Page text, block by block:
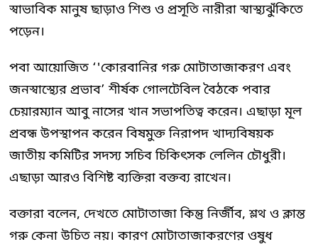
স্বাভাবিক মানুষ ছাড়াও শিশু ও প্রসূতি নারীরা স্বাস্থ্যঝুঁকিতে
পড়েন।
পবা আয়োজিত ‘'কোরবানির গরু মোটাতাজাকরণ এবং
জনস্বাস্থ্যের প্রভাব’ শীর্ষক গোলটেবিল বৈঠকে পবার
চেয়ারম্যান আবু নাসের খান সভাপতিত্ব করেন। এছাড়া মূল
প্রবন্ধ উপস্থাপন করেন বিষমুক্ত নিরাপদ খাদ্যবিষয়ক
জাতীয় কমিটির সদস্য সচিব চিকিৎসক লেলিন চৌধুরী।
এছাড়া আরও বিশিষ্ট ব্যক্তিরা বক্তব্য রাখেন।
বক্তারা বলেন, দেখতে মোটাতাজা কিন্তু নির্জীব, শ্লথ ও ক্লান্ত
গরু কেনা উচিত নয়। কারণ মোটাতাজাকরণের ওষুধ